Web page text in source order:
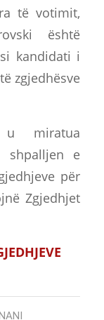
të votimit,
është
kandidati i
zgjedhësve
u miratua
shpalljen e
për
Zgjedhjet